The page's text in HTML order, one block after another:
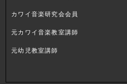
カワイ音楽研究会会員
元カワイ音楽教室講師
元幼児教室講師